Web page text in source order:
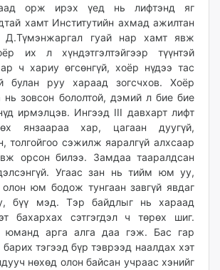
орж ирэх үед нь лифтэнд яг
хамт Институтийн ахмад ажилтан
Д.Түмэнжаргал гуай нар хамт явж
их л хүндэтгэлтэйгээр түүнтэй
ч хариу өгсөнгүй, хоёр нүдээ тас
булан руу хараад зогсчхов. Хоёр
зовсон бололтой, дэмий л бие бие
ирмэлцэв. Ингээд III давхарт лифт
янзаараа хар, цагаан дуугүй,
толгойгоо сэжилж яаралгүй алхсаар
орсон билээ. Замдаа тааралдсан
Угаас зан нь тийм юм уу,
юм бодож тунгаан завгүй явдаг
бүү мэд. Тэр байдлыг нь хараад
бахархах сэтгэгдэл ч төрөх шиг.
юманд арга алга даа гэж. Бас гар
тэгээд бүр тэврээд наалдах хэт
нөхөд олон байсан учраас хэнийг